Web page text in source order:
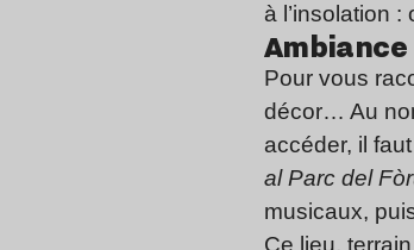
à l’insolation :
Pour vous
décor… Au
accéder, il
al Parc del
musicaux,